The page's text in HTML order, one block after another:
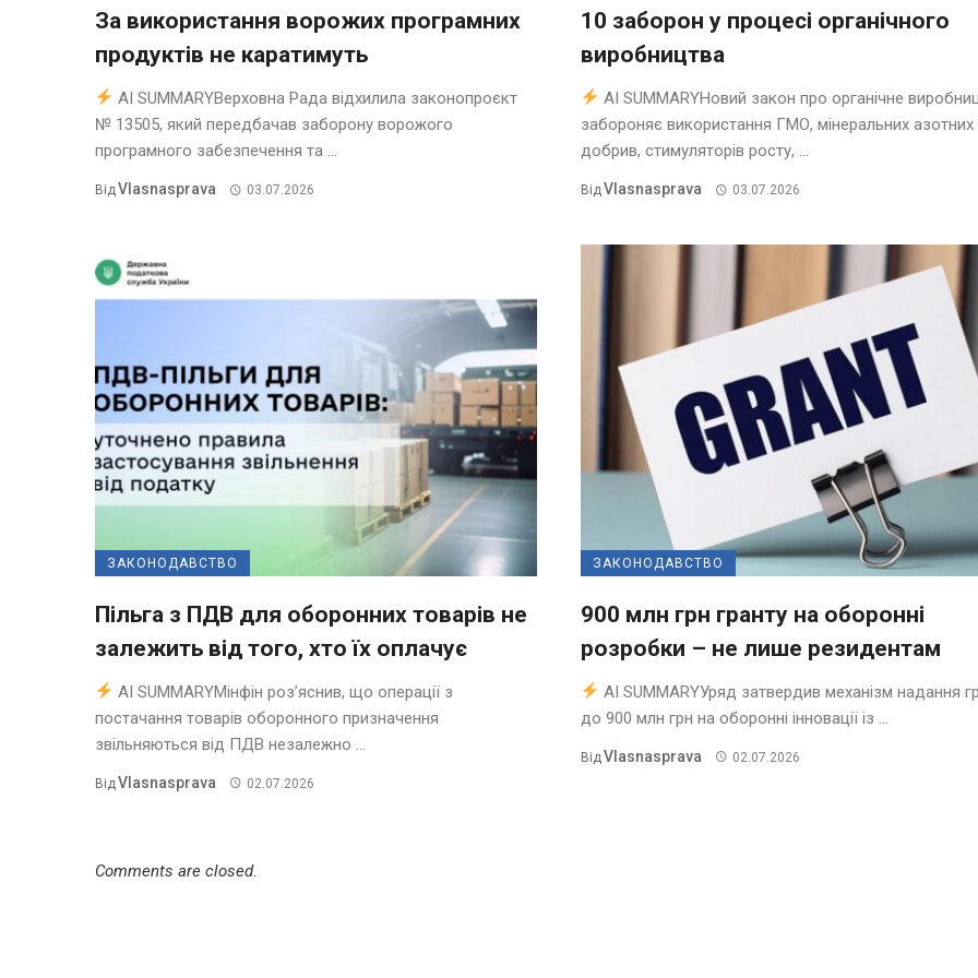
За використання ворожих програмних
продуктів не каратимуть
AI SUMMARYВерховна Рада відхилила законопроєкт
№ 13505, який передбачав заборону ворожого
програмного забезпечення та ...
ВідVlasnasprava 03.07.2026
10 заборон у процесі органічного
виробництва
AI SUMMARYНовий закон про органічне
забороняє використання ГМО, мінеральних азотних
добрив, стимуляторів росту, ...
ВідVlasnasprava 03.07.2026
ЗАКОНОДАВСТВО
Пільга з ПДВ для оборонних товарів не
залежить від того, хто їх оплачує
AI SUMMARYМінфін роз’яснив, що операції з
постачання товарів оборонного призначення
звільняються від ПДВ незалежно ...
Від Vlasnasprava 02.07.2026
ЗАКОНОДАВСТВО
900 млн грн гранту на оборонні
розробки – не лише резидентам
AI SUMMARYУряд затвердив механізм надання
до 900 млн грн на оборонні інновації із ...
Від Vlasnasprava 02.07.2026
Comments are closed.